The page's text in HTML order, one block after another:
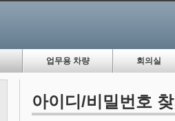
업무용 차량 회의실
아이디/비밀번호